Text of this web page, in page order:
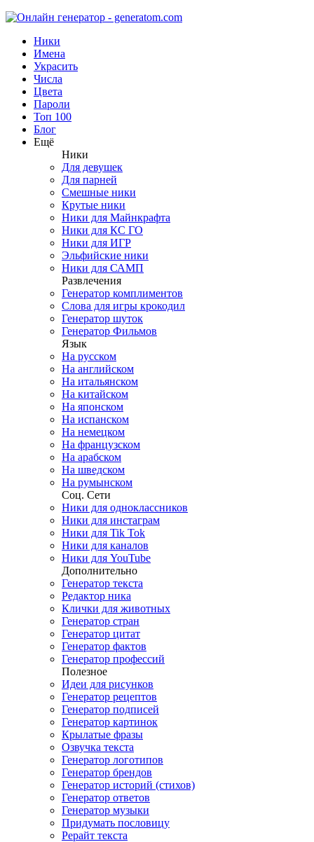
Ники
Имена
Украсить
Числа
Цвета
Пароли
Топ 100
Блог
Ещё
Ники
Для девушек
Для парней
Смешные ники
Крутые ники
Ники для Майнкрафта
Ники для КС ГО
Ники для ИГР
Эльфийские ники
Ники для САМП
Развлечения
Генератор комплиментов
Слова для игры крокодил
Генератор шуток
Генератор Фильмов
Язык
На русском
На английском
На итальянском
На китайском
На японском
На испанском
На немецком
На французском
На арабском
На шведском
На румынском
Соц. Сети
Ники для одноклассников
Ники для инстаграм
Ники для Tik Tok
Ники для каналов
Ники для YouTube
Дополнительно
Генератор текста
Редактор ника
Клички для животных
Генератор стран
Генератор цитат
Генератор фактов
Генератор профессий
Полезное
Идеи для рисунков
Генератор рецептов
Генератор подписей
Генератор картинок
Крылатые фразы
Озвучка текста
Генератор логотипов
Генератор брендов
Генератор историй (стихов)
Генератор ответов
Генератор музыки
Придумать пословицу
Рерайт текста